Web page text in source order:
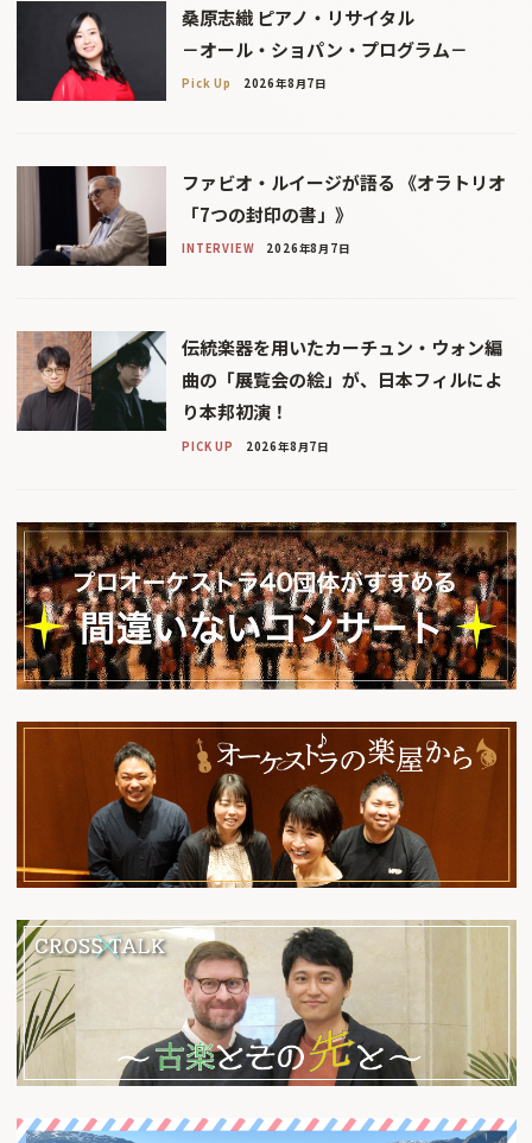
桑原志織 ピアノ・リサイタル
－オール・ショパン・プログラム－
Pick Up 2026年8月7日
ファビオ・ルイージが語る 《オラトリオ
「7つの封印の書」》
INTERVIEW 2026年8月7日
伝統楽器を用いたカーチュン・ウォン編
曲の「展覧会の絵」が、日本フィルによ
り本邦初演！
PICK UP 2026年8月7日